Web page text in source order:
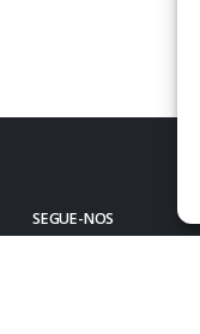
SEGUE-NOS